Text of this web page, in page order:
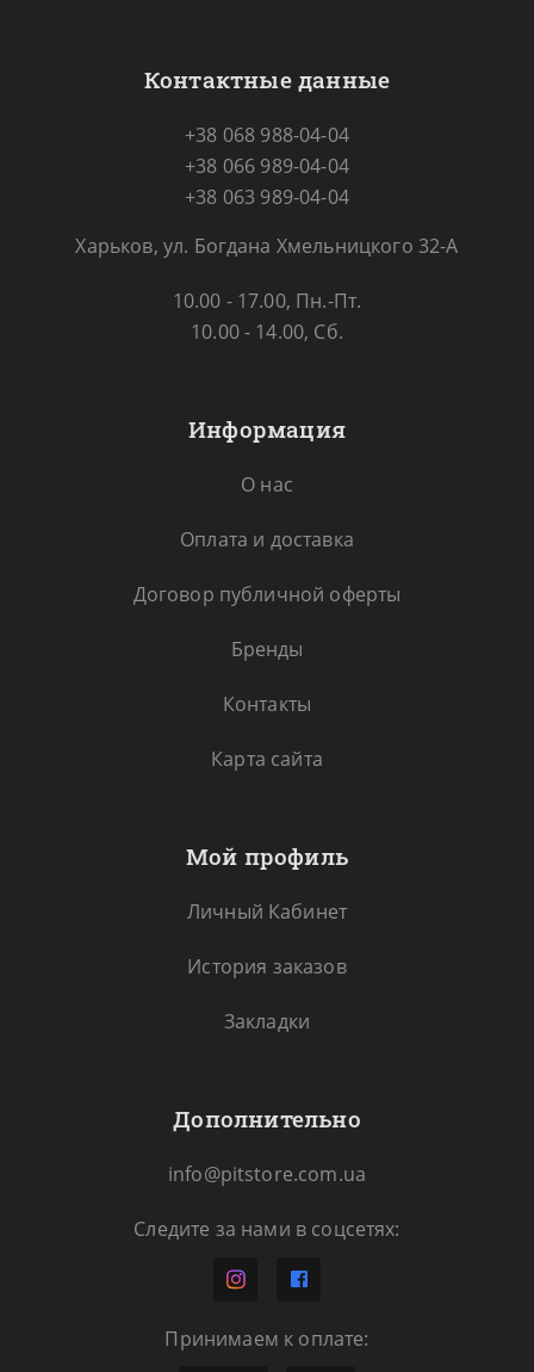
Контактные данные
+38 068 988-04-04
+38 066 989-04-04
+38 063 989-04-04
Харьков, ул. Богдана Хмельницкого 32-А
10.00 - 17.00, Пн.-Пт.
10.00 - 14.00, Сб.
Информация
О нас
Оплата и доставка
Договор публичной оферты
Бренды
Контакты
Карта сайта
Мой профиль
Личный Кабинет
История заказов
Закладки
Дополнительно
info@pitstore.com.ua
Следите за нами в соцсетях:
Принимаем к оплате: